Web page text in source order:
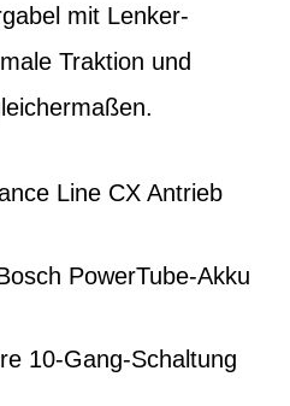
mit Lenker-
Traktion und
Line CX Antrieb
PowerTube-Akku
10-Gang-Schaltung